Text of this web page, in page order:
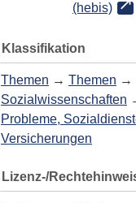
(hebis)
Klassifikation
Themen → Themen →
Sozialwissenschaften
Probleme,
Versicherungen
Lizenz-/